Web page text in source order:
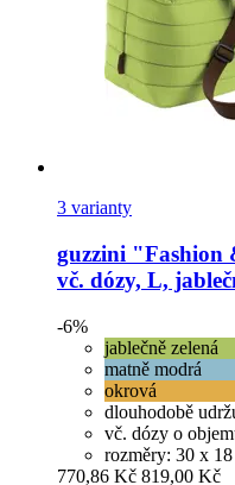
3 varianty
guzzini "Fashion
vč. dózy, L,
-6%
jablečně zelená
matně modrá
okrová
dlouhodobě
vč. dózy o
rozměry: 30 x
770,86 Kč 819,00 Kč